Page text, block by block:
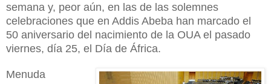
semana y, peor aún, en las de las solemnes
celebraciones que en Addis Abeba han marcado el
50 aniversario del nacimiento de la OUA el pasado
viernes, día 25, el Día de África.
Menuda